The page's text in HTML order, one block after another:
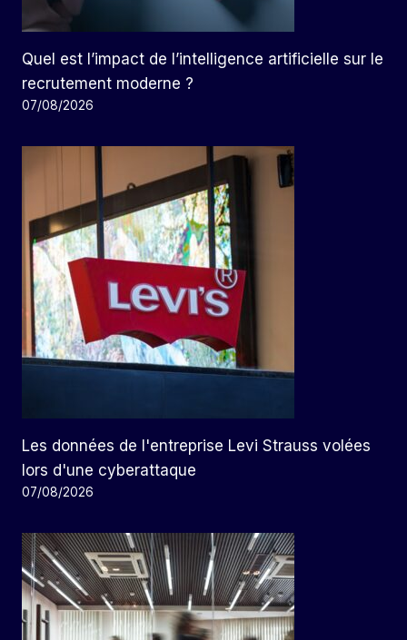
Quel est l’impact de l’intelligence artificielle sur le
recrutement moderne ?
07/08/2026
Les données de l'entreprise Levi Strauss volées
lors d'une cyberattaque
07/08/2026